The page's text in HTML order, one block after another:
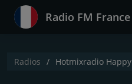
Radio FM France
Radios Hotmixradio Happy